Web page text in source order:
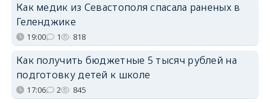
Как медик из Севастополя спасала раненых в
Геленджике
19:00 1 818
Как получить бюджетные 5 тысяч рублей на
подготовку детей к школе
17:06 2 845